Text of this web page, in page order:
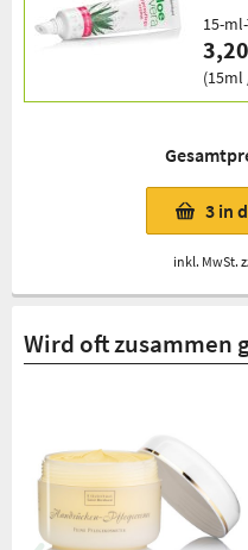
15-
(15ml
3 in
inkl. MwSt.
Wird oft zusammen